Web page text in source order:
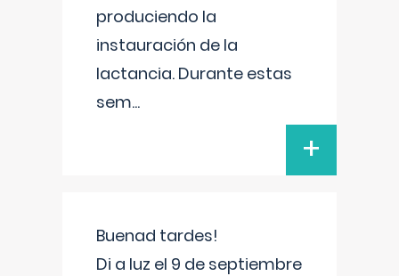
produciendo la
instauración de la
lactancia. Durante estas
sem...
+
Buenad tardes!
Di a luz el 9 de septiembre